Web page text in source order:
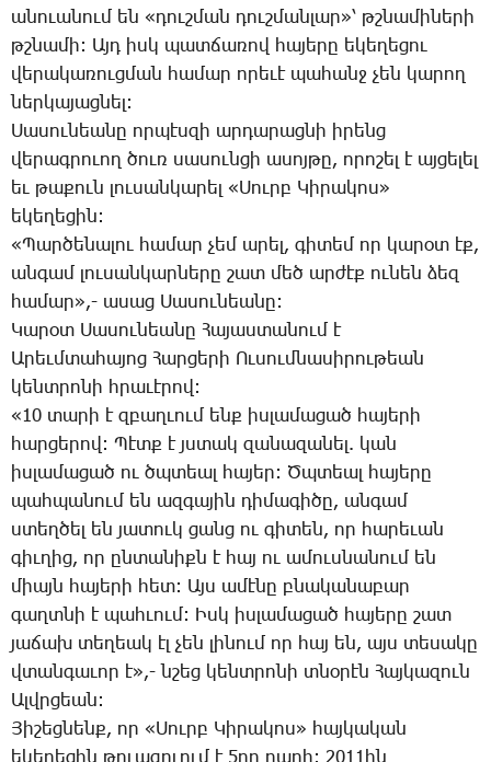
ա­նուա­նում են «դուշ­ման դուշ­ման­լար»՝ թշնա­մի­նե­րի
թշնա­մի: Այդ իսկ պատ­ճա­ռով հա­յե­րը ե­կե­ղե­ցու
վե­րա­կա­ռուց­ման հա­մար ո­րե­ւէ պա­հանջ չեն կա­րող
ներ­կա­յաց­նել:
­Սա­սու­նեա­նը որ­պէս­զի ար­դա­րաց­նի ի­րենց
վե­րագ­րո­ւող ծուռ սա­սուն­ցի ա­սոյ­թը, ո­րո­շել է այ­ցե­լել
եւ թա­քուն լու­սան­կա­րել «­Սուրբ ­Կի­րա­կոս»
ե­կե­ղե­ցին:
«­Պար­ծե­նա­լու հա­մար չեմ ա­րել, գի­տեմ որ կա­րօտ էք,
ան­գամ լու­սանկար­նե­րը շատ մեծ ար­ժէք ու­նեն ձեզ
հա­մար»,- ա­սաց ­Սա­սու­նեա­նը:
­Կա­րօտ ­Սա­սու­նեա­նը ­Հա­յաս­տա­նում է
Ա­րեւմ­տա­հա­յոց ­Հար­ցե­րի Ու­սում­նա­սի­րու­թեան
կենտ­րո­նի հրա­ւէ­րով:
«10 տա­րի է զբաղ­ւում ենք իս­լա­մա­ցած հա­յե­րի
հար­ցե­րով: ­Պէտք է յստակ զա­նա­զա­նել. կան
իս­լա­մա­ցած ու ծպտեալ հա­յեր: Ծպ­տեալ հա­յե­րը
պահ­պա­նում են ազ­գա­յին դի­մա­գի­ծը, ան­գամ
ստեղ­ծել են յա­տուկ ցանց ու գի­տեն, որ հա­րե­ւան
գիւ­ղից, որ ըն­տանիքն է հայ ու ա­մուս­նա­նում են
միայն հա­յե­րի հետ: Այս ա­մէ­նը բնա­կա­նա­բար
գաղտ­նի է պահ­ւում: Իսկ իս­լա­մա­ցած հա­յե­րը շատ
յա­ճախ տե­ղեակ էլ չեն լի­նում որ հայ են, այս տե­սա­կը
վտան­գա­ւոր է»,- նշեց կենտ­րո­նի տնօ­րէն ­Հայ­կա­զուն
Ալվր­ցեան:
­Յի­շեց­նենք, որ «­Սուրբ ­Կի­րա­կոս» հայ­կա­կան
ե­կե­ղե­ցին թո­ւագր­ւում է 5րդ ­դա­րի: 2011ին